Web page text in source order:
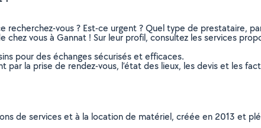
vous ? Est-ce urgent ? Quel type de prestataire,
vous à Gannat ! Sur leur profil, consultez les services
pour des échanges sécurisés et efficaces.
la prise de rendez-vous, l’état des lieux, les devis et les
de services et à la location de matériel, créée en 2013 et